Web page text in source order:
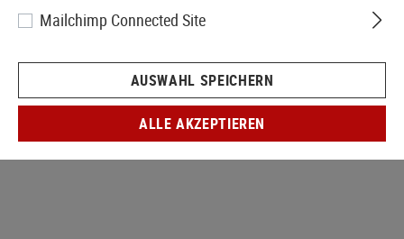
Mailchimp Connected Site
AUSWAHL SPEICHERN
ALLE AKZEPTIEREN